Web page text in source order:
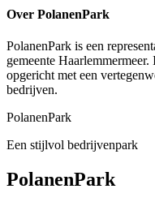
Over PolanenPark
PolanenPark is een
gemeente
opgericht met een
bedrijven.
PolanenPark
Een stijlvol bedrijvenpark
PolanenPark